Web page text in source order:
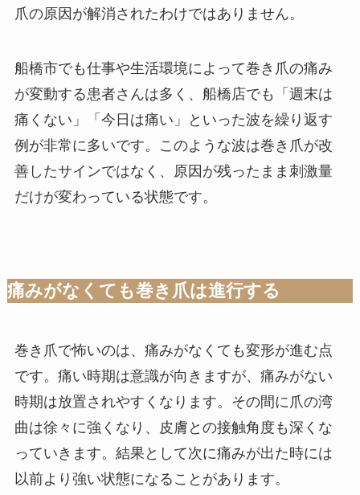
爪の原因が解消されたわけではありません。
船橋市でも仕事や生活環境によって巻き爪の痛み
が変動する患者さんは多く、船橋店でも「週末は
痛くない」「今日は痛い」といった波を繰り返す
例が非常に多いです。このような波は巻き爪が改
善したサインではなく、原因が残ったまま刺激量
だけが変わっている状態です。
痛みがなくても巻き爪は進行する
巻き爪で怖いのは、痛みがなくても変形が進む点
です。痛い時期は意識が向きますが、痛みがない
時期は放置されやすくなります。その間に爪の湾
曲は徐々に強くなり、皮膚との接触角度も深くな
っていきます。結果として次に痛みが出た時には
以前より強い状態になることがあります。